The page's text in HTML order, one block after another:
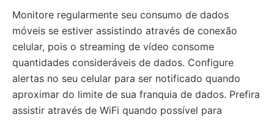
Monitore regularmente seu consumo de dados
móveis se estiver assistindo através de conexão
celular, pois o streaming de vídeo consome
quantidades consideráveis de dados. Configure
alertas no seu celular para ser notificado quando
aproximar do limite de sua franquia de dados. Prefira
assistir através de WiFi quando possível para